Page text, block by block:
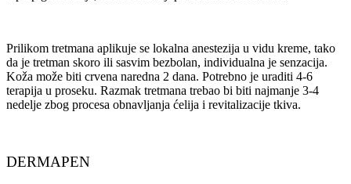
Prilikom tretmana aplikuje se lokalna anestezija u vidu kreme, tako
da je tretman skoro ili sasvim bezbolan, individualna je senzacija.
Koža može biti crvena naredna 2 dana. Potrebno je uraditi 4-6
terapija u proseku. Razmak tretmana trebao bi biti najmanje 3-4
nedelje zbog procesa obnavljanja ćelija i revitalizacije tkiva.
DERMAPEN